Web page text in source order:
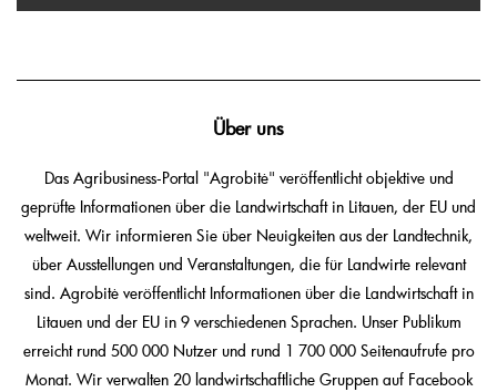
Über uns
Das Agribusiness-Portal "Agrobitė" veröffentlicht objektive und
geprüfte Informationen über die Landwirtschaft in Litauen, der EU und
weltweit. Wir informieren Sie über Neuigkeiten aus der Landtechnik,
über Ausstellungen und Veranstaltungen, die für Landwirte relevant
sind. Agrobitė veröffentlicht Informationen über die Landwirtschaft in
Litauen und der EU in 9 verschiedenen Sprachen. Unser Publikum
erreicht rund 500 000 Nutzer und rund 1 700 000 Seitenaufrufe pro
Monat. Wir verwalten 20 landwirtschaftliche Gruppen auf Facebook